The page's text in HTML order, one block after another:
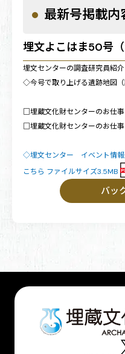
最新号掲載内
埋文よこはま50号（
埋文センターの調査研究員紹介
◇今号で取り上げる遺跡地図（
□埋蔵文化財センターのお仕
□埋蔵文化財センターのお仕
◇埋文センター イベント情報
こちら ファイルサイズ3.5MB
バッ